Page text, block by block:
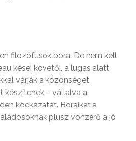
filozófusok bora. De nem kell
kései követői, a lugas alatt
várják a közönséget.
készítenek – vállalva a
kockázatát. Boraikat a
plusz vonzerő a jó